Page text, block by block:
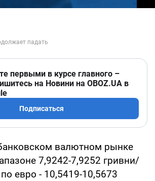
первыми в курсе главного –
на Новини на OBOZ.UA в
Подписаться
валютном рынке
7,9242-7,9252 гривни/
евро - 10,5419-10,5673